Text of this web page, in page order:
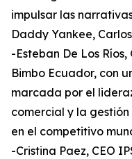
impulsar las
Daddy Yankee,
-Esteban De Los
Bimbo Ecuador, con
marcada por el
comercial y la
en el competitivo
-Cristina Paez, CEO